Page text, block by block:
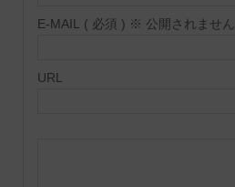
E-MAIL ( 必須 ) ※ 公開されません
URL